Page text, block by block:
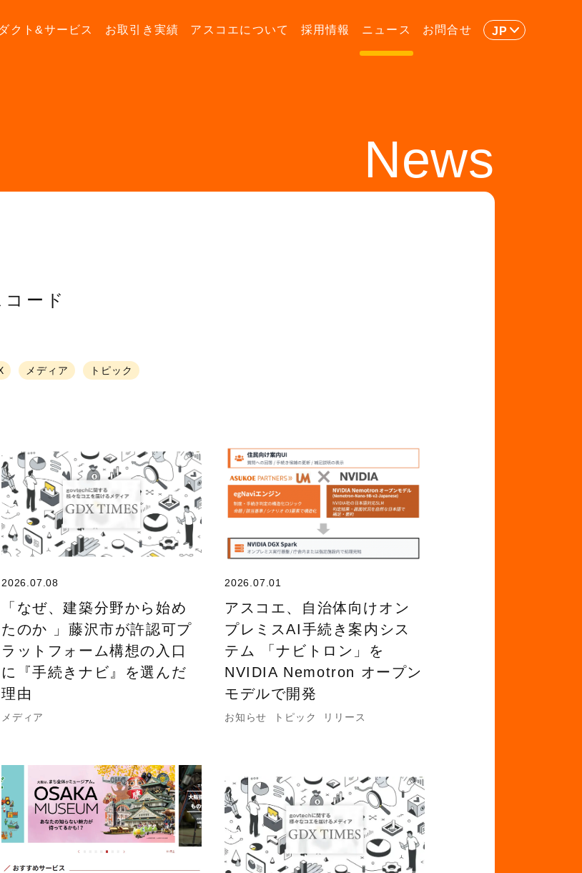
クト&サービス お取引き実績 アスコエについて 採用情報 ニュース お問合せ JP
News
ード
メディア トピック
2026.07.08
「なぜ、建築分野から始め
たのか 」藤沢市が許認可プ
ラットフォーム構想の入口
に『手続きナビ』を選んだ
理由
メディア
2026.07.01
アスコエ、自治体向けオン
プレミスAI手続き案内シス
テム 「ナビトロン」を
NVIDIA Nemotron オープン
モデルで開発
お知らせ トピック リリース